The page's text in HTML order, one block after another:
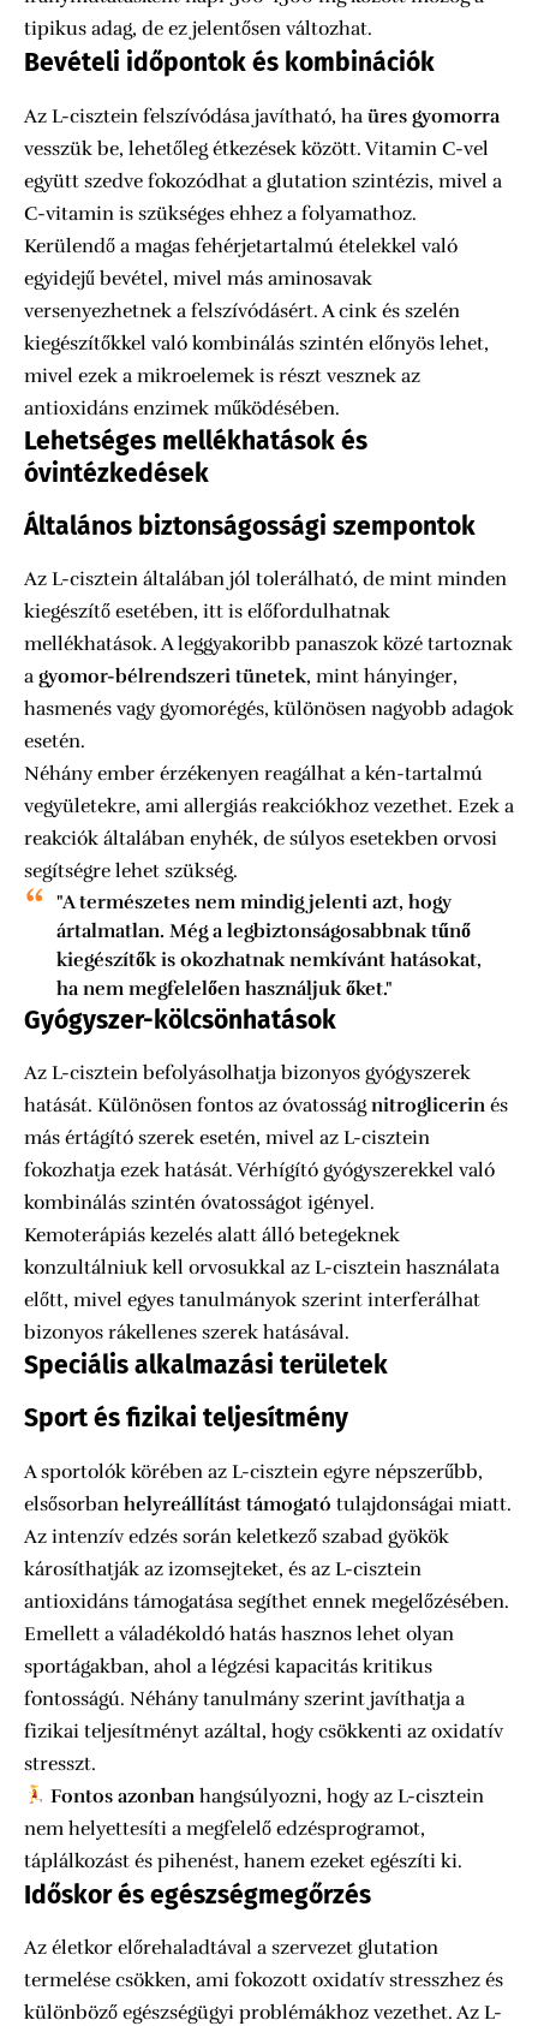
tipikus adag, de ez jelentősen változhat.
Bevételi időpontok és kombinációk
Az L-cisztein felszívódása javítható, ha üres gyomorra
vesszük be, lehetőleg étkezések között. Vitamin C-vel
együtt szedve fokozódhat a glutation szintézis, mivel a
C-vitamin is szükséges ehhez a folyamathoz.
Kerülendő a magas fehérjetartalmú ételekkel való
egyidejű bevétel, mivel más aminosavak
versenyezhetnek a felszívódásért. A cink és szelén
kiegészítőkkel való kombinálás szintén előnyös lehet,
mivel ezek a mikroelemek is részt vesznek az
antioxidáns enzimek működésében.
Lehetséges mellékhatások és
óvintézkedések
Általános biztonságossági szempontok
Az L-cisztein általában jól tolerálható, de mint minden
kiegészítő esetében, itt is előfordulhatnak
mellékhatások. A leggyakoribb panaszok közé tartoznak
a gyomor-bélrendszeri tünetek, mint hányinger,
hasmenés vagy gyomorégés, különösen nagyobb adagok
esetén.
Néhány ember érzékenyen reagálhat a kén-tartalmú
vegyületekre, ami allergiás reakciókhoz vezethet. Ezek a
reakciók általában enyhék, de súlyos esetekben orvosi
segítségre lehet szükség.
"A természetes nem mindig jelenti azt, hogy
ártalmatlan. Még a legbiztonságosabbnak tűnő
kiegészítők is okozhatnak nemkívánt hatásokat,
ha nem megfelelően használjuk őket."
Gyógyszer-kölcsönhatások
Az L-cisztein befolyásolhatja bizonyos gyógyszerek
hatását. Különösen fontos az óvatosságnitroglicerin és
más értágító szerek esetén, mivel az L-cisztein
fokozhatja ezek hatását. Vérhígító gyógyszerekkel való
kombinálás szintén óvatosságot igényel.
Kemoterápiás kezelés alatt álló betegeknek
konzultálniuk kell orvosukkal az L-cisztein használata
előtt, mivel egyes tanulmányok szerint interferálhat
bizonyos rákellenes szerek hatásával.
Speciális alkalmazási területek
Sport és fizikai teljesítmény
A sportolók körében az L-cisztein egyre népszerűbb,
elsősorban helyreállítást támogató tulajdonságai miatt.
Az intenzív edzés során keletkező szabad gyökök
károsíthatják az izomsejteket, és az L-cisztein
antioxidáns támogatása segíthet ennek megelőzésében.
Emellett a váladékoldó hatás hasznos lehet olyan
sportágakban, ahol a légzési kapacitás kritikus
fontosságú. Néhány tanulmány szerint javíthatja a
fizikai teljesítményt azáltal, hogy csökkenti az oxidatív
stresszt.
Fontos azonban hangsúlyozni, hogy az L-cisztein
nem helyettesíti a megfelelő edzésprogramot,
táplálkozást és pihenést, hanem ezeket egészíti ki.
Időskor és egészségmegőrzés
Az életkor előrehaladtával a szervezet glutation
termelése csökken, ami fokozott oxidatív stresszhez és
különböző egészségügyi problémákhoz vezethet. Az L-